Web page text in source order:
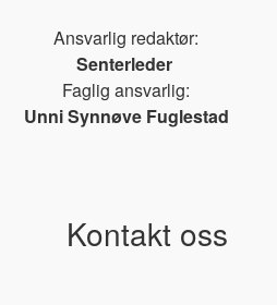
Ansvarlig redaktør:
Senterleder
Faglig ansvarlig:
Unni Synnøve Fuglestad
Kontakt oss